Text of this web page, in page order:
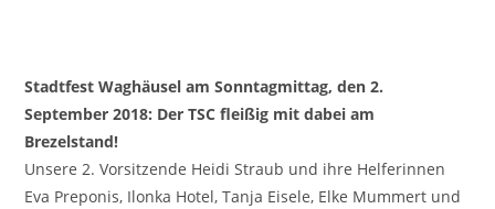
Stadtfest Waghäusel am Sonntagmittag, den 2.
September 2018: Der TSC fleißig mit dabei am
Brezelstand!
Unsere 2. Vorsitzende Heidi Straub und ihre Helferinnen
Eva Preponis, Ilonka Hotel, Tanja Eisele, Elke Mummert und